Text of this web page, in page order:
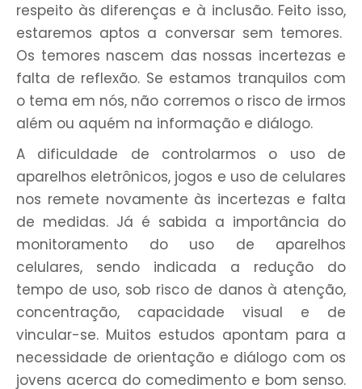
respeito às diferenças e à inclusão. Feito isso,
estaremos aptos a conversar sem temores.
Os temores nascem das nossas incertezas e
falta de reflexão. Se estamos tranquilos com
o tema em nós, não corremos o risco de irmos
além ou aquém na informação e diálogo.
A dificuldade de controlarmos o uso de
aparelhos eletrônicos, jogos e uso de celulares
nos remete novamente às incertezas e falta
de medidas. Já é sabida a importância do
monitoramento do uso de aparelhos
celulares, sendo indicada a redução do
tempo de uso, sob risco de danos à atenção,
concentração, capacidade visual e de
vincular-se. Muitos estudos apontam para a
necessidade de orientação e diálogo com os
jovens acerca do comedimento e bom senso.